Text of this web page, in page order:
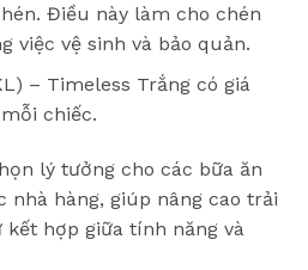
Điều này làm cho chén
việc vệ sinh và bảo quản.
– Timeless Trắng có giá
chiếc.
lý tưởng cho các bữa ăn
nhà hàng, giúp nâng cao trải
hợp giữa tính năng và